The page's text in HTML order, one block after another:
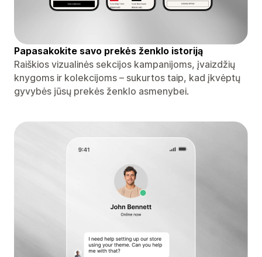
Papasakokite savo prekės ženklo istoriją
Raiškios vizualinės sekcijos kampanijoms, įvaizdžių
knygoms ir kolekcijoms – sukurtos taip, kad įkvėptų
gyvybės jūsų prekės ženklo asmenybei.